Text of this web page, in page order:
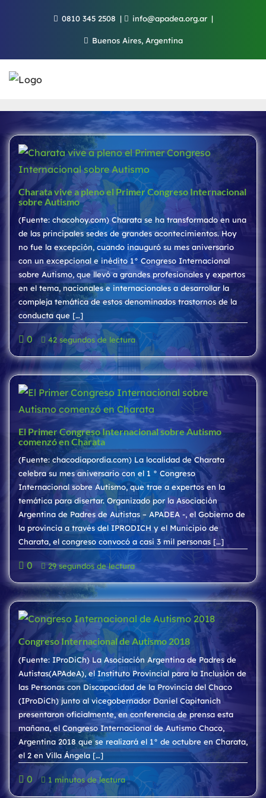
0810 345 2508 info@apadea.org.ar
Buenos Aires, Argentina
Charata vive a pleno el Primer Congreso Internacional
sobre Autismo
(Fuente: chacohoy.com) Charata se ha transformado en una
de las principales sedes de grandes acontecimientos. Hoy
no fue la excepción, cuando inauguró su mes aniversario
con un excepcional e inédito 1° Congreso Internacional
sobre Autismo, que llevó a grandes profesionales y expertos
en el tema, nacionales e internacionales a desarrollar la
compleja temática de estos denominados trastornos de la
conducta que […]
0 42 segundos de lectura
El Primer Congreso Internacional sobre Autismo
comenzó en Charata
(Fuente: chacodiapordia.com) La localidad de Charata
celebra su mes aniversario con el 1 ° Congreso
Internacional sobre Autismo, que trae a expertos en la
temática para disertar. Organizado por la Asociación
Argentina de Padres de Autistas – APADEA -, el Gobierno de
la provincia a través del IPRODICH y el Municipio de
Charata, el congreso convocó a casi 3 mil personas […]
0 29 segundos de lectura
Congreso Internacional de Autismo 2018
(Fuente: IProDiCh) La Asociación Argentina de Padres de
Autistas(APAdeA), el Instituto Provincial para la Inclusión de
las Personas con Discapacidad de la Provincia del Chaco
(IProDiCh) junto al vicegobernador Daniel Capitanich
presentaron oficialmente, en conferencia de prensa esta
mañana, el Congreso Internacional de Autismo Chaco,
Argentina 2018 que se realizará el 1° de octubre en Charata,
el 2 en Villa Ángela […]
0 1 minutos de lectura